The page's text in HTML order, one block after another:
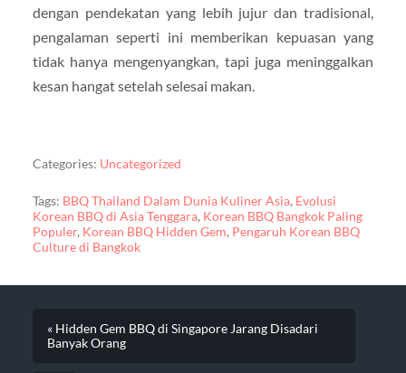
dengan pendekatan yang lebih jujur dan tradisional,
pengalaman seperti ini memberikan kepuasan yang
tidak hanya mengenyangkan, tapi juga meninggalkan
kesan hangat setelah selesai makan.
Categories: Uncategorized
Tags: BBQ Thailand Dalam Dunia Kuliner Asia, Evolusi
Korean BBQ di Asia Tenggara, Korean BBQ Bangkok Paling
Populer, Korean BBQ Hidden Gem, Pengaruh Korean BBQ
Culture di Bangkok
« Hidden Gem BBQ di Singapore Jarang Disadari
Banyak Orang